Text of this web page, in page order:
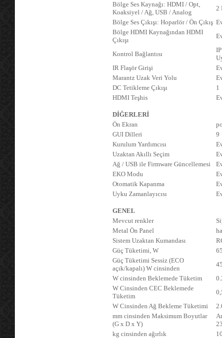
Bölge Ses Kaynağı: HDMI / Opt,
Koaksiyel / Ağ, USB / Analog
2
Bölge Ses Çıkışı: Hoparlör / Ön Çıkış
Bölge HDMI Kaynağından HDMI
Çıkışı
Kontrol Bağlantısı
IR Flaşör Girişi
Marantz Uzak Veri Yolu
DC Tetikleme Çıkışı
1
HDMI Teşhis
DİĞERLERİ
Ön Ekran
GUI Dilleri
9
Kurulum Yardımcısı
Uzaktan Akıllı Seçim
Ağ / USB ile Firmware Güncellemesi
EKO Modu
Otomatik Kapanma
Uyku Zamanlayıcısı
GENEL
Mevcut renkler
Metal Ön Panel
Sistem Uzaktan Kumandası
Güç Tüketimi, W
Güç Tüketimi Sessiz (ECO
açık/kapalı) W cinsinden
W cinsinden Beklemede Tüketim
W Cinsinden CEC Beklemede
Tüketim
W Cinsinden Ağ Bekleme Tüketimi
mm cinsinden Maksimum Boyutlar
(G x D x Y)
kg cinsinden ağırlık